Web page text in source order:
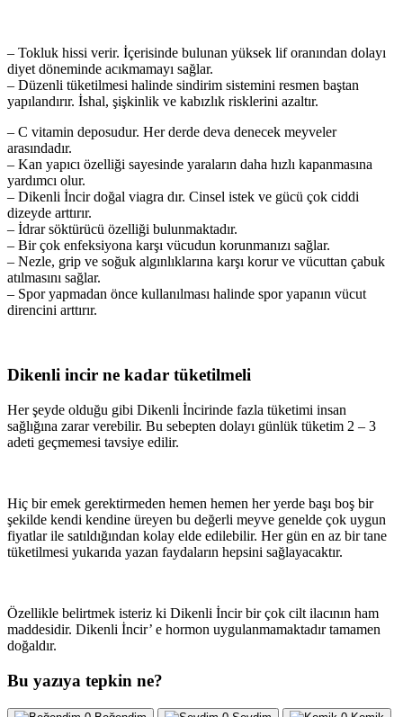
– Tokluk hissi verir. İçerisinde bulunan yüksek lif oranından dolayı
diyet döneminde acıkmamayı sağlar.
– Düzenli tüketilmesi halinde sindirim sistemini resmen baştan
yapılandırır. İshal, şişkinlik ve kabızlık risklerini azaltır.
– C vitamin deposudur. Her derde deva denecek meyveler
arasındadır.
– Kan yapıcı özelliği sayesinde yaraların daha hızlı kapanmasına
yardımcı olur.
– Dikenli İncir doğal viagra dır. Cinsel istek ve gücü çok ciddi
dizeyde arttırır.
– İdrar söktürücü özelliği bulunmaktadır.
– Bir çok enfeksiyona karşı vücudun korunmanızı sağlar.
– Nezle, grip ve soğuk algınlıklarına karşı korur ve vücuttan çabuk
atılmasını sağlar.
– Spor yapmadan önce kullanılması halinde spor yapanın vücut
direncini arttırır.
Dikenli incir ne kadar tüketilmeli
Her şeyde olduğu gibi Dikenli İncirinde fazla tüketimi insan
sağlığına zarar verebilir. Bu sebepten dolayı günlük tüketim 2 – 3
adeti geçmemesi tavsiye edilir.
Hiç bir emek gerektirmeden hemen hemen her yerde başı boş bir
şekilde kendi kendine üreyen bu değerli meyve genelde çok uygun
fiyatlar ile satıldığından kolay elde edilebilir. Her gün en az bir tane
tüketilmesi yukarıda yazan faydaların hepsini sağlayacaktır.
Özellikle belirtmek isteriz ki Dikenli İncir bir çok cilt ilacının ham
maddesidir. Dikenli İncir’ e hormon uygulanmamaktadır tamamen
doğaldır.
Bu yazıya tepkin ne?